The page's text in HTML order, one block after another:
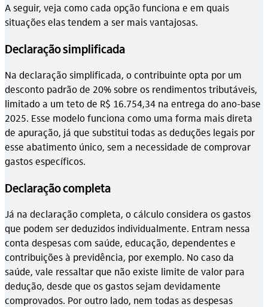
A seguir, veja como cada opção funciona e em quais
situações elas tendem a ser mais vantajosas.
Declaração simplificada
Na declaração simplificada, o contribuinte opta por um
desconto padrão de 20% sobre os rendimentos tributáveis,
limitado a um teto de R$ 16.754,34 na entrega do ano-base
2025. Esse modelo funciona como uma forma mais direta
de apuração, já que substitui todas as deduções legais por
esse abatimento único, sem a necessidade de comprovar
gastos específicos.
Declaração completa
Já na declaração completa, o cálculo considera os gastos
que podem ser deduzidos individualmente. Entram nessa
conta despesas com saúde, educação, dependentes e
contribuições à previdência, por exemplo. No caso da
saúde, vale ressaltar que não existe limite de valor para
dedução, desde que os gastos sejam devidamente
comprovados. Por outro lado, nem todas as despesas